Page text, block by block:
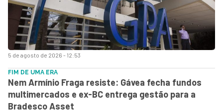
5 de agosto de 2026 - 12:53
FIM DE UMA ERA
Nem Armínio Fraga resiste: Gávea fecha fundos
multimercados e ex-BC entrega gestão para a
Bradesco Asset